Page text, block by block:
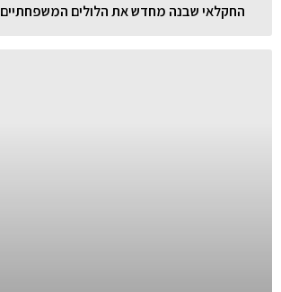
החקלאי שבנה מחדש את הלולים המשפחתיים